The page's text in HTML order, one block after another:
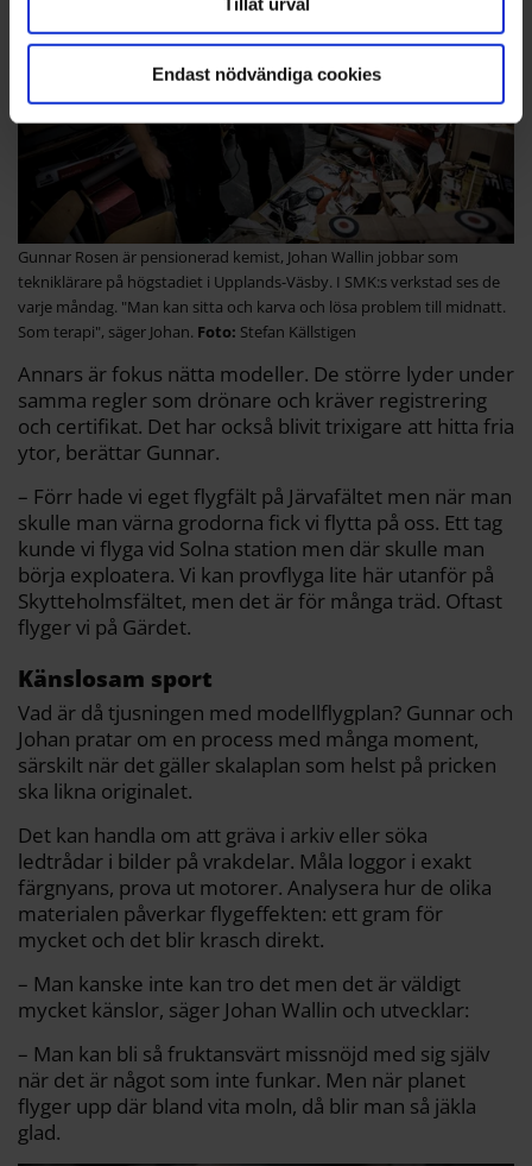
Endast nödvändiga cookies
Gunnar Rosen är pensionerad kemist, Johan Wallin jobbar som
tekniklärare på högstadiet i Upplands-Väsby. I SMK:s verkstad ses de
varje måndag. "Man kan sitta och karva och lösa problem till midnatt.
Som terapi", säger Johan.
Stefan Källstigen
Annars är fokus nätta modeller. De större lyder under
samma regler som drönare och kräver registrering
och certifikat. Det har också blivit trixigare att hitta fria
ytor, berättar Gunnar.
– Förr hade vi eget flygfält på Järvafältet men när man
skulle man värna grodorna fick vi flytta på oss. Ett tag
kunde vi flyga vid Solna station men där skulle man
börja exploatera. Vi kan provflyga lite här utanför på
Skytteholmsfältet, men det är för många träd. Oftast
flyger vi på Gärdet.
Känslosam sport
Vad är då tjusningen med modellflygplan? Gunnar och
Johan pratar om en process med många moment,
särskilt när det gäller skalaplan som helst på pricken
ska likna originalet.
Det kan handla om att gräva i arkiv eller söka
ledtrådar i bilder på vrakdelar. Måla loggor i exakt
färgnyans, prova ut motorer. Analysera hur de olika
materialen påverkar flygeffekten: ett gram för
mycket och det blir krasch direkt.
– Man kanske inte kan tro det men det är väldigt
mycket känslor, säger Johan Wallin och utvecklar:
– Man kan bli så fruktansvärt missnöjd med sig själv
när det är något som inte funkar. Men när planet
flyger upp där bland vita moln, då blir man så jäkla
glad.